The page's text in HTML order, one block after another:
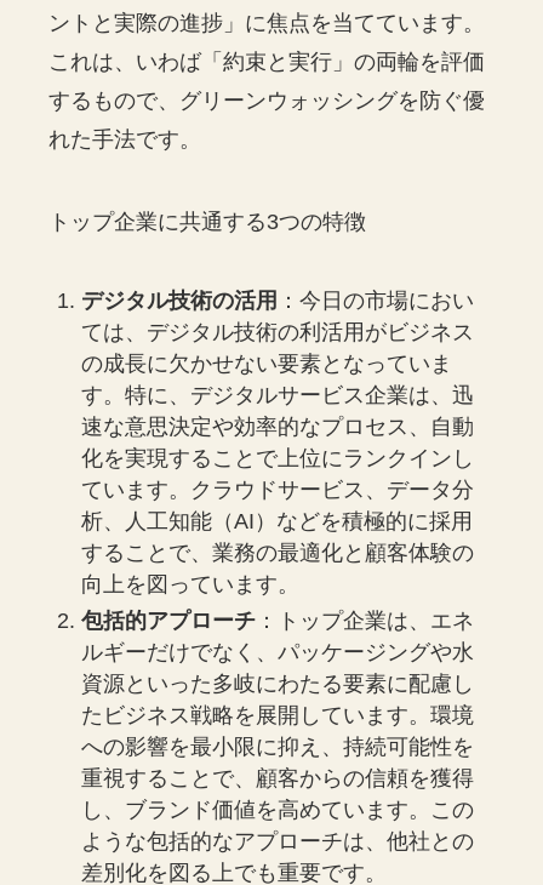
ントと実際の進捗」に焦点を当てています。
これは、いわば「約束と実行」の両輪を評価
するもので、グリーンウォッシングを防ぐ優
れた手法です。
トップ企業に共通する3つの特徴
デジタル技術の活用 ：今日の市場におい
ては、デジタル技術の利活用がビジネス
の成長に欠かせない要素となっていま
す。特に、デジタルサービス企業は、迅
速な意思決定や効率的なプロセス、自動
化を実現することで上位にランクインし
ています。クラウドサービス、データ分
析、人工知能（AI）などを積極的に採用
することで、業務の最適化と顧客体験の
向上を図っています。
包括的アプローチ ：トップ企業は、エネ
ルギーだけでなく、パッケージングや水
資源といった多岐にわたる要素に配慮し
たビジネス戦略を展開しています。環境
への影響を最小限に抑え、持続可能性を
重視することで、顧客からの信頼を獲得
し、ブランド価値を高めています。この
ような包括的なアプローチは、他社との
差別化を図る上でも重要です。